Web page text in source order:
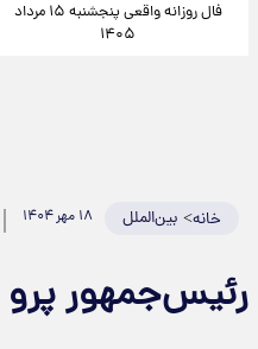
فال روزانه واقعی پنجشنبه ۱۵ مرداد
۱۴۰۵
خانه> بین‌الملل ۱۸ مهر ۱۴۰۴
رئیس‌جمهور پرو